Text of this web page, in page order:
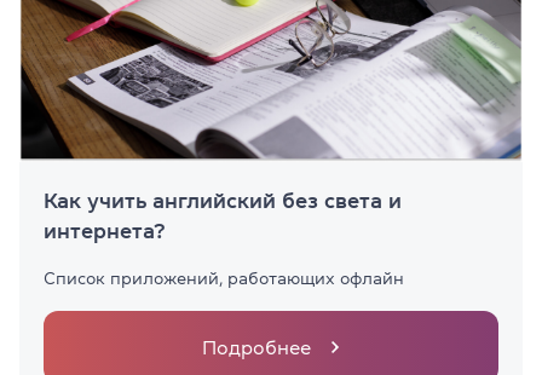
Как учить английский без света и
интернета?
Список приложений, работающих офлайн
Подробнее